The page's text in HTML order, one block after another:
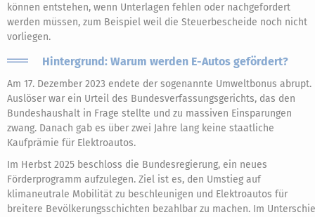
können entstehen, wenn Unterlagen fehlen oder nachgefordert
werden müssen, zum Beispiel weil die Steuerbescheide noch nicht
vorliegen.
Hintergrund: Warum werden E-Autos gefördert?
Am 17. Dezember 2023 endete der sogenannte Umweltbonus abrupt.
Auslöser war ein Urteil des Bundesverfassungsgerichts, das den
Bundeshaushalt in Frage stellte und zu massiven Einsparungen
zwang. Danach gab es über zwei Jahre lang keine staatliche
Kaufprämie für Elektroautos.
Im Herbst 2025 beschloss die Bundesregierung, ein neues
Förderprogramm aufzulegen. Ziel ist es, den Umstieg auf
klimaneutrale Mobilität zu beschleunigen und Elektroautos für
breitere Bevölkerungsschichten bezahlbar zu machen. Im